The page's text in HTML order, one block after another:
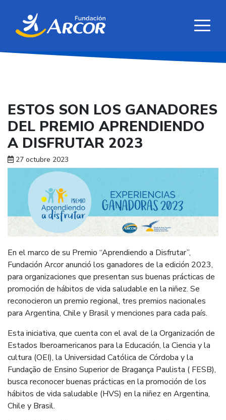
ESTOS SON LOS GANADORES
DEL PREMIO APRENDIENDO
A DISFRUTAR 2023
27 octubre 2023
En el marco de su Premio “Aprendiendo a Disfrutar”,
Fundación Arcor anunció los ganadores de la edición 2023,
para organizaciones que presentan sus buenas prácticas de
promoción de hábitos de vida saludable en la niñez. Se
reconocieron un premio regional, tres premios nacionales
para Argentina, Chile y Brasil y menciones para cada país.
Esta iniciativa, que cuenta con el aval de la Organización de
Estados Iberoamericanos para la Educación, la Ciencia y la
cultura (OEI), la Universidad Católica de Córdoba y la
Fundação de Ensino Superior de Bragança Paulista ( FESB),
busca reconocer buenas prácticas en la promoción de los
hábitos de vida saludable (HVS) en la niñez en Argentina,
Chile y Brasil.